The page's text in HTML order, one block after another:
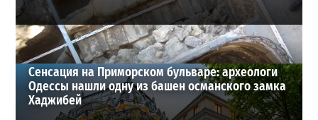
Сенсация на Приморском бульваре: археологи
Одессы нашли одну из башен османского замка
Хаджибей